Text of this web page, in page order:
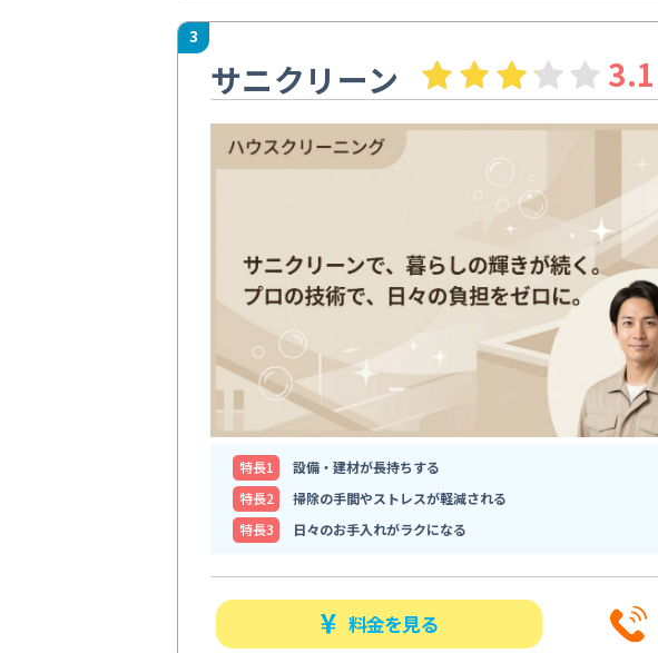
3
サニクリーン 3.1
特⻑1
設備・建材が長持ちする
特⻑2
掃除の手間やストレスが軽減される
特⻑3
日々のお手入れがラクになる
料金を見る